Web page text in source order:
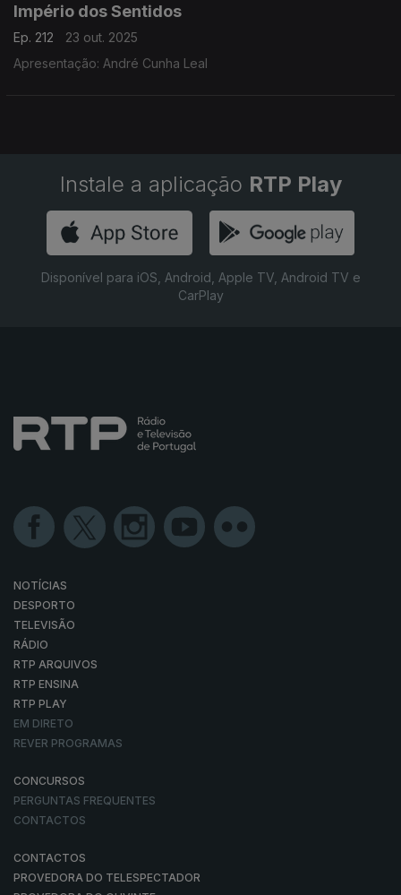
Império dos Sentidos
Ep. 212
23 out. 2025
Apresentação: André Cunha Leal
Instale a aplicação RTP Play
Disponível para iOS, Android, Apple TV, Android TV e
CarPlay
NOTÍCIAS
DESPORTO
TELEVISÃO
RÁDIO
RTP ARQUIVOS
RTP ENSINA
RTP PLAY
EM DIRETO
REVER PROGRAMAS
CONCURSOS
PERGUNTAS FREQUENTES
CONTACTOS
CONTACTOS
PROVEDORA DO TELESPECTADOR